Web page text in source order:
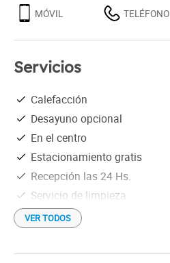
MÓVIL TELÉFONO
Servicios
Calefacción
Desayuno opcional
En el centro
Estacionamiento gratis
Recepción las 24 Hs.
Servicio de limpieza
Vista al lago
Wi-Fi gratis
Ubicado frente a la playa
VER TODOS